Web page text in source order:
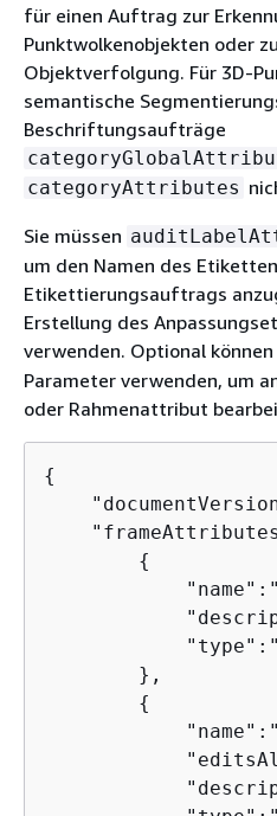
für einen Auftrag zur
Punktwolkenobjekten oder
Objektverfolgung. Für 3D-
semantische
Beschriftungsaufträge
categoryAttributes
Sie müssen
um den Namen des
Etikettierungsauftrags
Erstellung des
verwenden. Optional können
Parameter verwenden, um
oder Rahmenattribut
{
{
            "name":"
            "type":"
        },
{
            "name":"